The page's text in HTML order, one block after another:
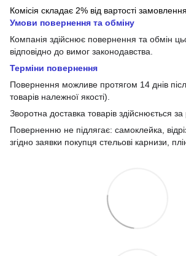
Комісія складає 2% від вартості
Умови повернення та обміну
Компанія здійснює повернення та обмін
відповідно до вимог законодавства.
Терміни повернення
Повернення можливе протягом 14 днів
товарів належної якості).
Зворотна доставка товарів здійснюється
Поверненню не підлягає: самоклейка,
згідно заявки покупця стельові карнизи,